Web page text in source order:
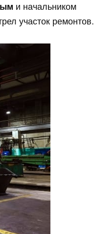
и начальником
участок ремонтов.